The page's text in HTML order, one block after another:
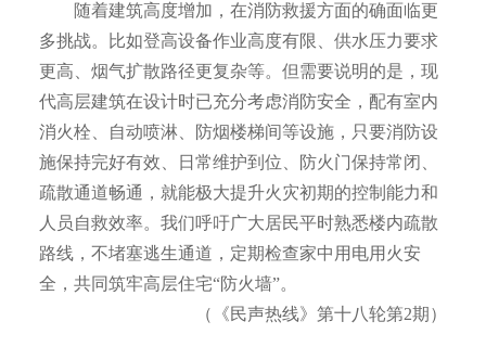
随着建筑高度增加，在消防救援方面的确面临更
多挑战。比如登高设备作业高度有限、供水压力要求
更高、烟气扩散路径更复杂等。但需要说明的是，现
代高层建筑在设计时已充分考虑消防安全，配有室内
消火栓、自动喷淋、防烟楼梯间等设施，只要消防设
施保持完好有效、日常维护到位、防火门保持常闭、
疏散通道畅通，就能极大提升火灾初期的控制能力和
人员自救效率。我们呼吁广大居民平时熟悉楼内疏散
路线，不堵塞逃生通道，定期检查家中用电用火安
全，共同筑牢高层住宅“防火墙”。
（《民声热线》第十八轮第2期）